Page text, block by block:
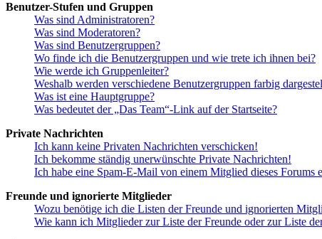
Benutzer-Stufen und Gruppen
Was sind Administratoren?
Was sind Moderatoren?
Was sind Benutzergruppen?
Wo finde ich die Benutzergruppen und wie trete ich ihnen bei?
Wie werde ich Gruppenleiter?
Weshalb werden verschiedene Benutzergruppen farbig
Was ist eine Hauptgruppe?
Was bedeutet der „Das Team“-Link auf der Startseite?
Private Nachrichten
Ich kann keine Privaten Nachrichten verschicken!
Ich bekomme ständig unerwünschte Private Nachrichten!
Ich habe eine Spam-E-Mail von einem Mitglied dieses Forums
Freunde und ignorierte Mitglieder
Wozu benötige ich die Listen der Freunde und ignorierten
Wie kann ich Mitglieder zur Liste der Freunde oder zur Liste